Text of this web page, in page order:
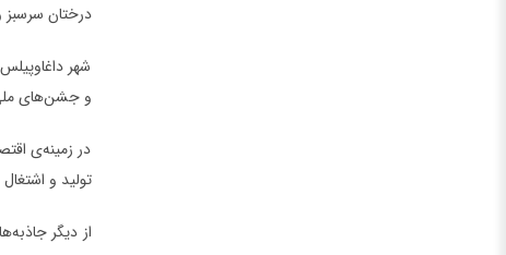
درختان سرسبز
شهر
و جشن‌های ملی
در زمینه‌ی
تولید و
از دیگر